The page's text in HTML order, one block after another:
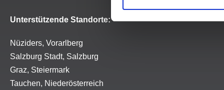
Unterstützende Standorte:
Nüziders, Vorarlberg
Salzburg Stadt, Salzburg
Graz, Steiermark
Tauchen, Niederösterreich